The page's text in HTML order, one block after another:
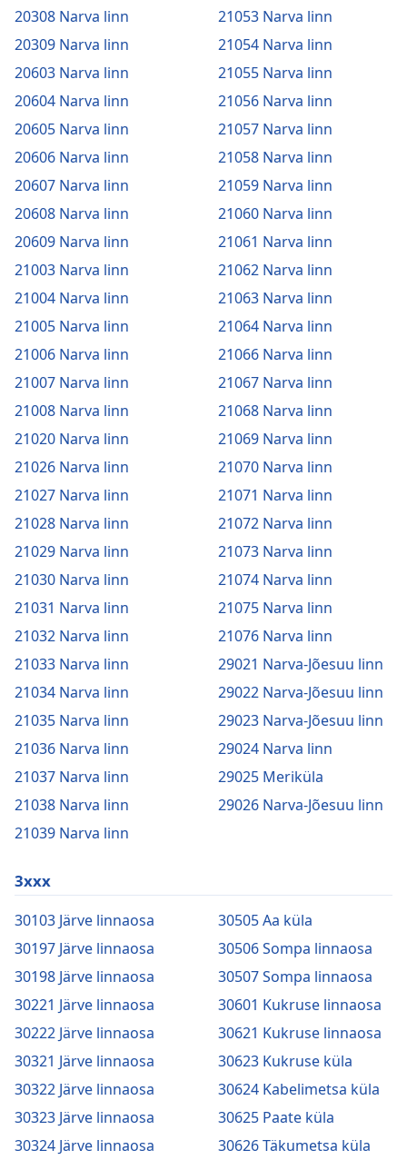
20308 Narva linn
20309 Narva linn
20603 Narva linn
20604 Narva linn
20605 Narva linn
20606 Narva linn
20607 Narva linn
20608 Narva linn
20609 Narva linn
21003 Narva linn
21004 Narva linn
21005 Narva linn
21006 Narva linn
21007 Narva linn
21008 Narva linn
21020 Narva linn
21026 Narva linn
21027 Narva linn
21028 Narva linn
21029 Narva linn
21030 Narva linn
21031 Narva linn
21032 Narva linn
21033 Narva linn
21034 Narva linn
21035 Narva linn
21036 Narva linn
21037 Narva linn
21038 Narva linn
21039 Narva linn
21053 Narva linn
21054 Narva linn
21055 Narva linn
21056 Narva linn
21057 Narva linn
21058 Narva linn
21059 Narva linn
21060 Narva linn
21061 Narva linn
21062 Narva linn
21063 Narva linn
21064 Narva linn
21066 Narva linn
21067 Narva linn
21068 Narva linn
21069 Narva linn
21070 Narva linn
21071 Narva linn
21072 Narva linn
21073 Narva linn
21074 Narva linn
21075 Narva linn
21076 Narva linn
29021 Narva-Jõesuu linn
29022 Narva-Jõesuu linn
29023 Narva-Jõesuu linn
29024 Narva linn
29025 Meriküla
29026 Narva-Jõesuu linn
3xxx
30103 Järve linnaosa
30197 Järve linnaosa
30198 Järve linnaosa
30221 Järve linnaosa
30222 Järve linnaosa
30321 Järve linnaosa
30322 Järve linnaosa
30323 Järve linnaosa
30324 Järve linnaosa
30505 Aa küla
30506 Sompa linnaosa
30507 Sompa linnaosa
30601 Kukruse linnaosa
30621 Kukruse linnaosa
30623 Kukruse küla
30624 Kabelimetsa küla
30625 Paate küla
30626 Täkumetsa küla